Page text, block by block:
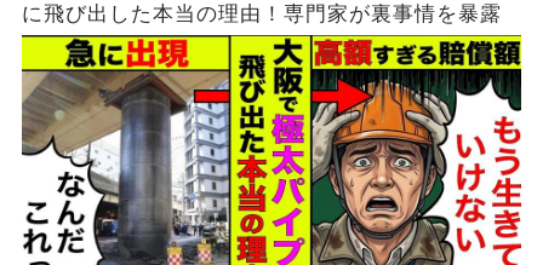
に飛び出した本当の理由！専門家が裏事情を暴露